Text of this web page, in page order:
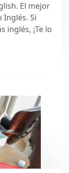
El mejor
Si
inglés, ¡Te lo